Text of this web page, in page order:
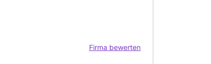
Firma bewerten